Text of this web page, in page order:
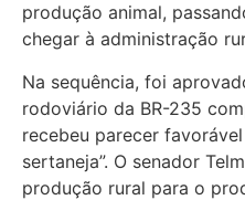
produção animal,
chegar à administração
Na sequência, foi
rodoviário da BR-235
recebeu parecer
sertaneja”. O senador
produção rural para o